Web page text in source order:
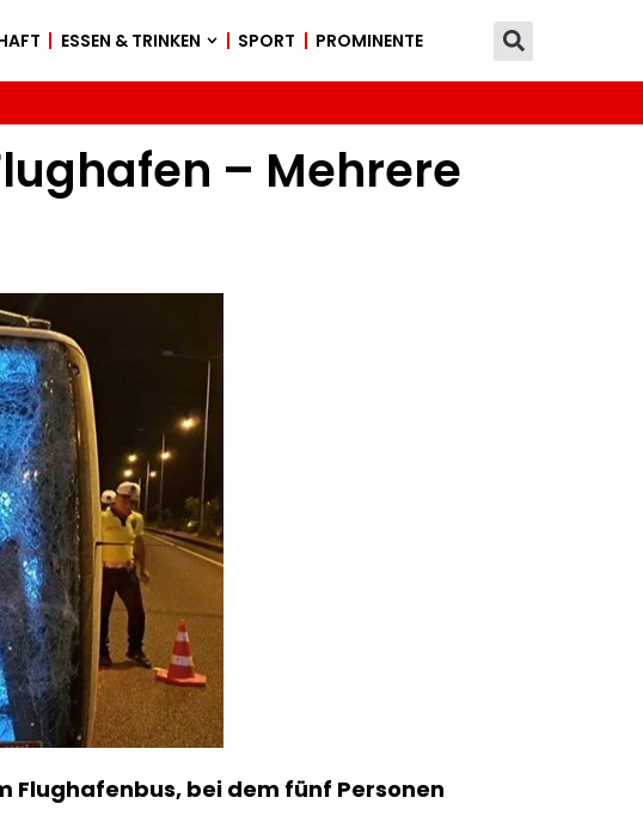
ESSEN & TRINKEN SPORT PROMINENTE
– Mehrere
Flughafenbus, bei dem fünf Personen